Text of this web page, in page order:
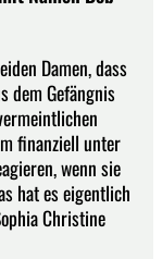
Damen, dass
dem Gefängnis
finanziell unter
wenn sie
hat es eigentlich
Christine